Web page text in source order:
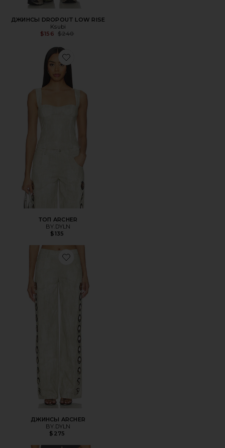
ДЖИНСЫ DROPOUT LOW RISE
Ksubi
$156 Previous price:
$240
Favorite ТОП ARCHER
ТОП ARCHER
BY.DYLN
$135
Favorite ДЖИНСЫ ARCHER
ДЖИНСЫ ARCHER
BY.DYLN
$275